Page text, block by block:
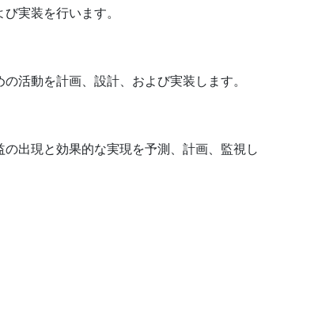
実装を行います。
活動を計画、設計、および実装します。
出現と効果的な実現を予測、計画、監視し